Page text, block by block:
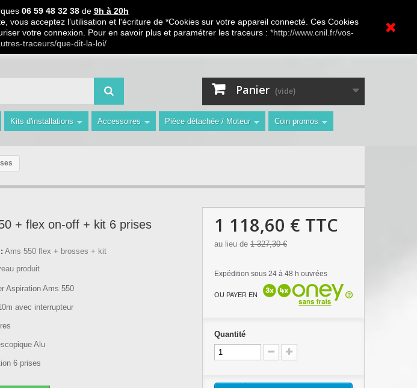
06 59 48 32 38de 9h à 20h
acceptez l’utilisation et l'écriture de *Cookies sur votre appareil connecté. Ces Cookies
votre connexion. Pour en savoir plus et paramétrer les traceurs : *http://www.cnil.fr/vos-
traceurs/que-dit-la-loi/
en 3 X ou 4 X sans frais S.A.V Toutes marques
Connexion
Contactez-nous
Web les Conseils en plus avec AMS "
Panier (vide)
Kits d'installations Accessoires Pièce détachée / Moteur Coin promos
+ flex on-off + kit 6 prises
Ams 550 flex + brosses + kit
produit
Aspiration Ams 550
avec interrupteur
Alu
6 prises
1 118,60 € TTC
au lieu de 1 327,30 €
Expédition sous 24 à 48 h ouvrées
OU PAYER EN
Quantité